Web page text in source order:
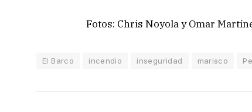
Fotos: Chris Noyola y Omar
El Barco incendio inseguridad marisco